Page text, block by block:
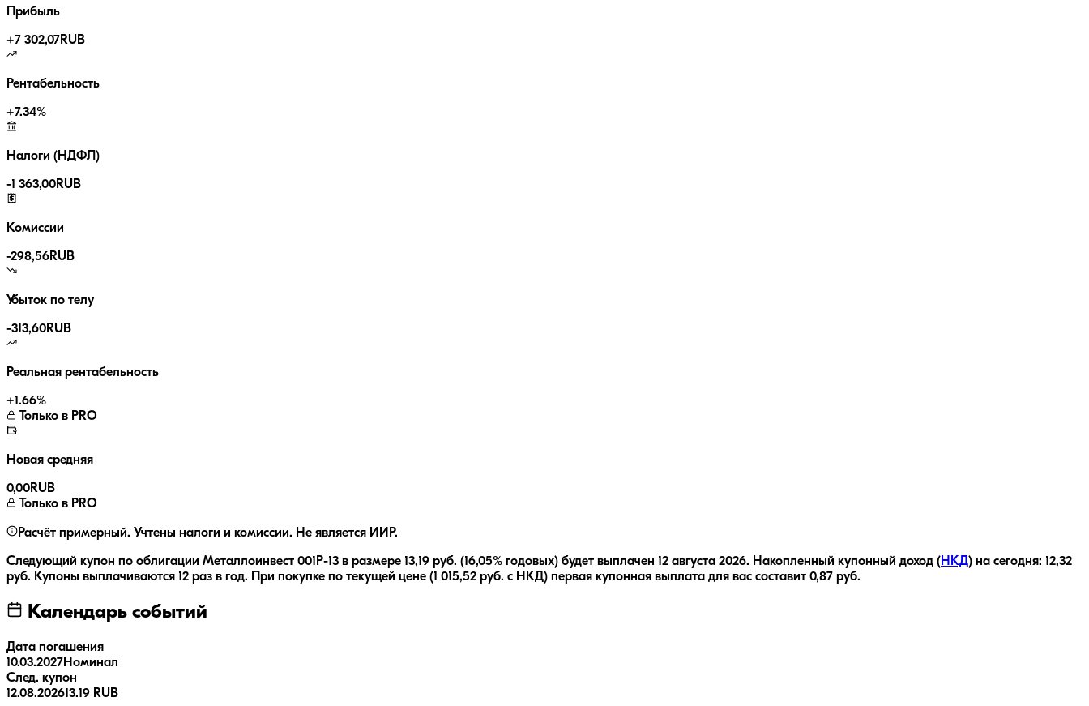
Прибыль
+7 302,07RUB
Рентабельность
+7.34%
Налоги (НДФЛ)
-1 363,00RUB
Комиссии
-298,56RUB
Убыток по телу
-313,60RUB
Реальная рентабельность
+1.66%
Только в PRO
Новая средняя
0,00RUB
Только в PRO
Расчёт примерный. Учтены налоги и комиссии. Не является ИИР.
Следующий купон по облигации Металлоинвест 001P-13 в размере 13,19 руб. (16,05% годовых) будет выплачен 12 августа 2026. Накопленный купонный доход ( НКД) на сегодня: 12,32
руб. Купоны выплачиваются 12 раз в год. При покупке по текущей цене (1 015,52 руб. с НКД) первая купонная выплата для вас составит 0,87 руб.
Календарь событий
Дата погашения
10.03.2027Номинал
След. купон
12.08.202613.19 RUB